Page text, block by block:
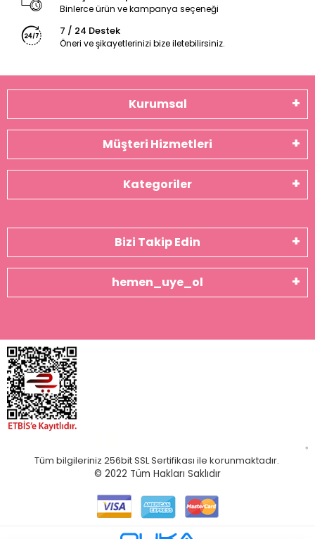
Binlerce ürün ve kampanya seçeneği
7 / 24 Destek
Öneri ve şikayetlerinizi bize iletebilirsiniz.
Kurumsal
Müşteri Hizmetleri
Kategoriler
Bizi Takip Edin
hemen_uye_ol
Tüm bilgileriniz 256bit SSL Sertifikası ile korunmaktadır.
© 2022 Tüm Hakları Saklıdır